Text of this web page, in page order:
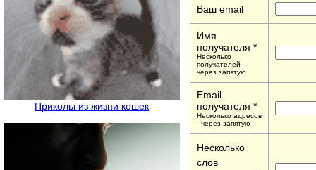
Приколы из жизни кошек
Ваш email
Имя
получателя *
Несколько
получателей -
через запятую
Email
получателя *
Несколько адресов
- через запятую
Несколько
слов